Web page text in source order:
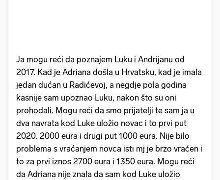
Ja mogu reći da poznajem Luku i Andrijanu od
2017. Kad je Adriana došla u Hrvatsku, kad je imala
jedan dućan u Radićevoj, a negdje pola godina
kasnije sam upoznao Luku, nakon što su oni
prohodali. Mogu reći da smo prijatelji te sam ja u
dva navrata kod Luke uložio novac i to prvi put
2020. 2000 eura i drugi put 1000 eura. Nije bilo
problema s vraćanjem novca isti mj je brzo vraćen i
to za prvi iznos 2700 eura i 1350 eura. Mogu reći
da Adriana nije znala da sam kod Luke uložio